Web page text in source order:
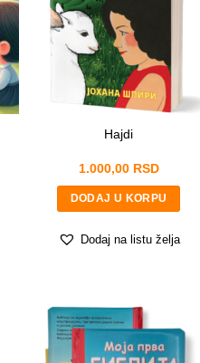
Hajdi
1.000,00 RSD
DODAJ U KORPU
Dodaj na listu želja